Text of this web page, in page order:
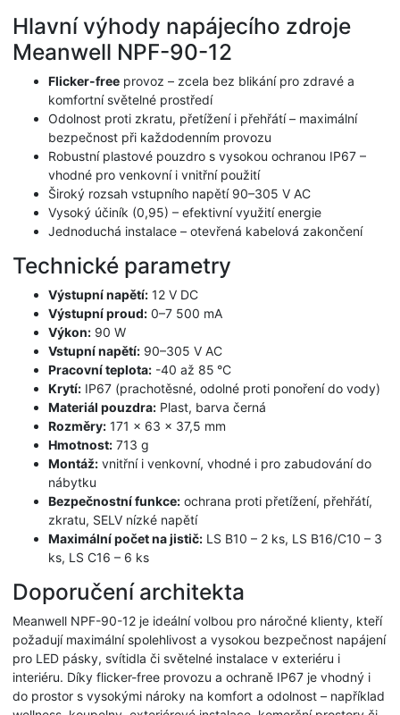
Hlavní výhody napájecího zdroje
Meanwell NPF-90-12
Flicker-free provoz – zcela bez blikání pro zdravé a
komfortní světelné prostředí
Odolnost proti zkratu, přetížení i přehřátí – maximální
bezpečnost při každodenním provozu
Robustní plastové pouzdro s vysokou ochranou IP67 –
vhodné pro venkovní i vnitřní použití
Široký rozsah vstupního napětí 90–305 V AC
Vysoký účiník (0,95) – efektivní využití energie
Jednoduchá instalace – otevřená kabelová zakončení
Technické parametry
Výstupní napětí: 12 V DC
Výstupní proud: 0–7 500 mA
Výkon: 90 W
Vstupní napětí: 90–305 V AC
Pracovní teplota: -40 až 85 °C
Krytí: IP67 (prachotěsné, odolné proti ponoření do vody)
Materiál pouzdra: Plast, barva černá
Rozměry: 171 × 63 × 37,5 mm
Hmotnost: 713 g
Montáž: vnitřní i venkovní, vhodné i pro zabudování do
nábytku
Bezpečnostní funkce: ochrana proti přetížení, přehřátí,
zkratu, SELV nízké napětí
Maximální počet na jistič: LS B10 – 2 ks, LS B16/C10 – 3
ks, LS C16 – 6 ks
Doporučení architekta
Meanwell NPF-90-12 je ideální volbou pro náročné klienty, kteří
požadují maximální spolehlivost a vysokou bezpečnost napájení
pro LED pásky, svítidla či světelné instalace v exteriéru i
interiéru. Díky flicker-free provozu a ochraně IP67 je vhodný i
do prostor s vysokými nároky na komfort a odolnost – například